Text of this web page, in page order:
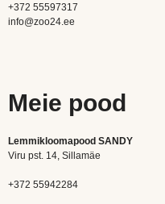
+372 55597317
info@zoo24.ee
Meie pood
Lemmikloomapood SANDY
Viru pst. 14, Sillamäe
+372 55942284